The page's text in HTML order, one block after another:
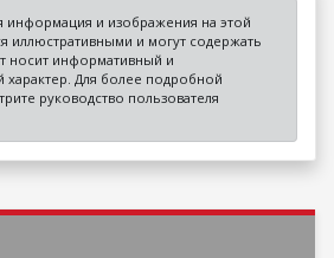
информация и изображения на этой
иллюстративными и могут содержать
носит информативный и
характер. Для более подробной
руководство пользователя